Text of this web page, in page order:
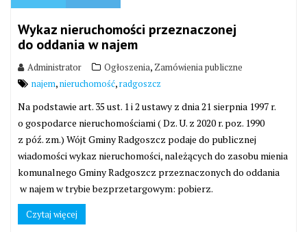
Wykaz nieruchomości przeznaczonej
do oddania w najem
Administrator Ogłoszenia, Zamówienia publiczne
najem,nieruchomość,radgoszcz
Na podstawie art. 35 ust. 1 i 2 ustawy z dnia 21 sierpnia 1997 r.
o gospodarce nieruchomościami ( Dz. U. z 2020 r. poz. 1990
z póź. zm.) Wójt Gminy Radgoszcz podaje do publicznej
wiadomości wykaz nieruchomości, należących do zasobu mienia
komunalnego Gminy Radgoszcz przeznaczonych do oddania
w najem w trybie bezprzetargowym: pobierz.
Czytaj więcej